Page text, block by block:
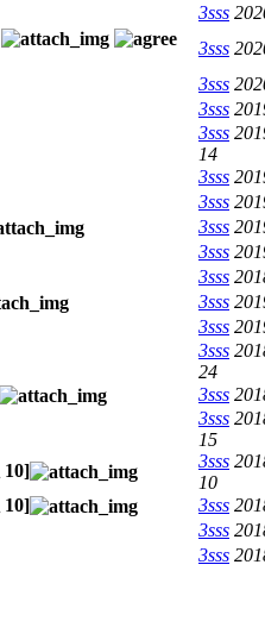
3sss
3sss
3sss
3sss
3sss
14
3sss
3sss
3sss
3sss
3sss
3sss
3sss
3sss
24
3sss
3sss
15
10] 3sss
10
10] 3sss
3sss
3sss